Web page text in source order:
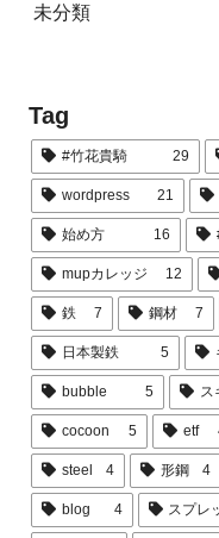
未分類
Tag
#竹花貴騎 29
wordpress 21
始め方 16
mupカレッジ 12
鉄 7 鋼材 7
日本製鉄 5
bubble 5 ス
cocoon 5 etf
steel 4 形鋼 4
blog 4 スプレ